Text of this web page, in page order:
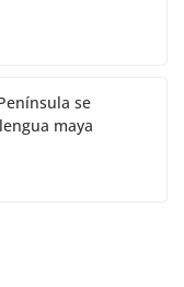
se
maya